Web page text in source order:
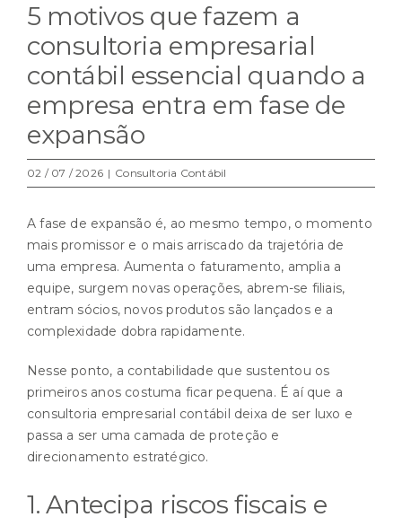
5 motivos que fazem a
consultoria empresarial
contábil essencial quando a
empresa entra em fase de
expansão
02 / 07 / 2026 | Consultoria Contábil
A fase de expansão é, ao mesmo tempo, o momento
mais promissor e o mais arriscado da trajetória de
uma empresa. Aumenta o faturamento, amplia a
equipe, surgem novas operações, abrem-se filiais,
entram sócios, novos produtos são lançados e a
complexidade dobra rapidamente.
Nesse ponto, a contabilidade que sustentou os
primeiros anos costuma ficar pequena. É aí que a
consultoria empresarial contábil deixa de ser luxo e
passa a ser uma camada de proteção e
direcionamento estratégico.
1. Antecipa riscos fiscais e